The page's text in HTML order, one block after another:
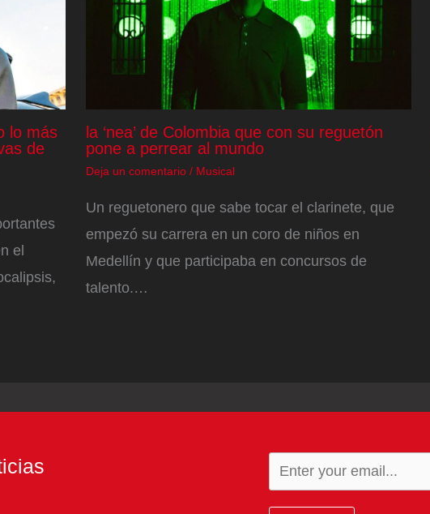
lo más
de
el
la ‘nea’ de Colombia que con su reguetón
pone a perrear al mundo
Deja un comentario / Musical
Un reguetonero que sabe tocar el clarinete, que
empezó su carrera en un coro de niños en
Medellín y que participaba en concursos de
talento.…